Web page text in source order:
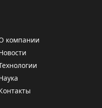
компании